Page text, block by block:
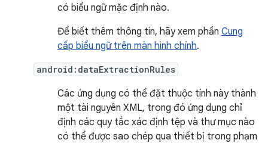
có biểu ngữ mặc định nào.
Để biết thêm thông tin, hãy xem phần Cung
cấp biểu ngữ trên màn hình chính.
android:dataExtractionRules
Các ứng dụng có thể đặt thuộc tính này thành
một tài nguyên XML, trong đó ứng dụng chỉ
định các quy tắc xác định tệp và thư mục nào
có thể được sao chép qua thiết bị trong phạm